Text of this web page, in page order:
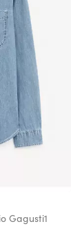
Gagusti1